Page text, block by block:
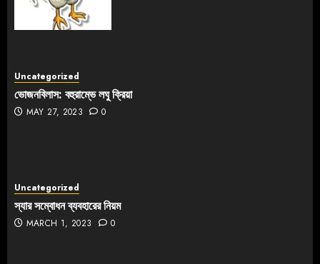
Uncategorized
ভোজনবিলাস: বহুরাম্ভে লঘু ক্রিয়া
MAY 27, 2023 0
Uncategorized
স্যার সম্বোধন ব্যবহারের নিয়ম
MARCH 1, 2023 0